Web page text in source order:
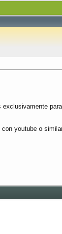
youtube o